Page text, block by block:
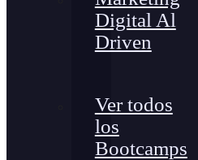
Digital Al
Driven
Ver todos
los
Bootcamps